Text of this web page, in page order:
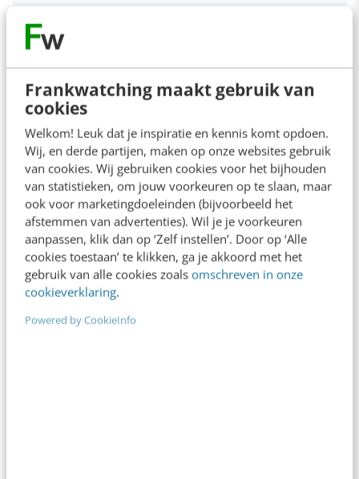
Frankwatching maakt gebruik van
cookies
Welkom! Leuk dat je inspiratie en kennis komt opdoen.
Wij, en derde partijen, maken op onze websites gebruik
van cookies. Wij gebruiken cookies voor het bijhouden
van statistieken, om jouw voorkeuren op te slaan, maar
ook voor marketingdoeleinden (bijvoorbeeld het
afstemmen van advertenties). Wil je je voorkeuren
aanpassen, klik dan op ‘Zelf instellen’. Door op ‘Alle
cookies toestaan’ te klikken, ga je akkoord met het
gebruik van alle cookies zoals omschreven in onze
cookieverklaring.
Powered by CookieInfo
[stappenplan]
eerlijke zin
Agenda Meer
aug
11
SEO & GEO met AI
Online mastercourse
Beoordeeld met een 9!
aug
26
Content repurposing
Training
sep
Canva met AI